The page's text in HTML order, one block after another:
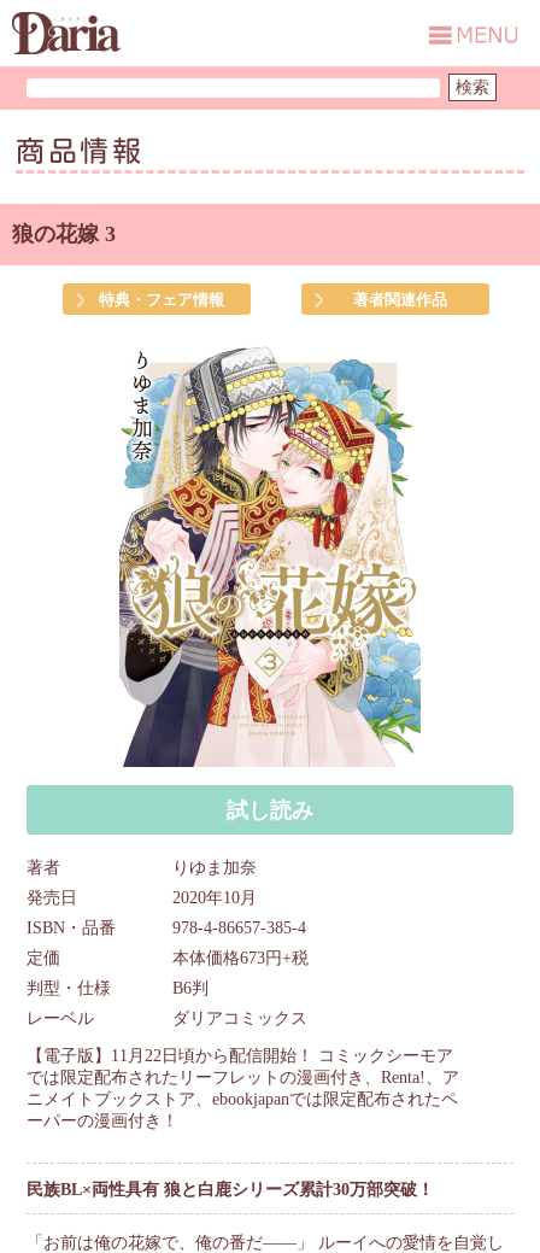
商品情報
狼の花嫁 3
特典・フェア情報 著者関連作品
試し読み
著者
りゆま加奈
発売日
2020年10月
ISBN・品番
978-4-86657-385-4
定価
本体価格673円+税
判型・仕様
B6判
レーベル
ダリアコミックス
【電子版】11月22日頃から配信開始！ コミックシーモア
では限定配布されたリーフレットの漫画付き、Renta!、ア
ニメイトブックストア、ebookjapanでは限定配布されたペ
ーパーの漫画付き！
民族BL×両性具有 狼と白鹿シリーズ累計30万部突破！
「お前は俺の花嫁で、俺の番だ――」 ルーイへの愛情を自覚し